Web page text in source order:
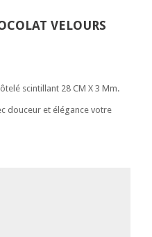
VELOURS
scintillant 28 CM X 3 Mm.
douceur et élégance votre